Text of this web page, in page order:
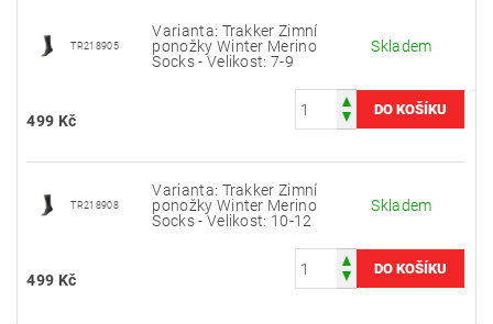
TR218905
Varianta: Trakker Zimní
ponožky Winter Merino
Socks - Velikost: 7-9
Skladem
499 Kč
TR218908
Varianta: Trakker Zimní
ponožky Winter Merino
Socks - Velikost: 10-12
Skladem
499 Kč